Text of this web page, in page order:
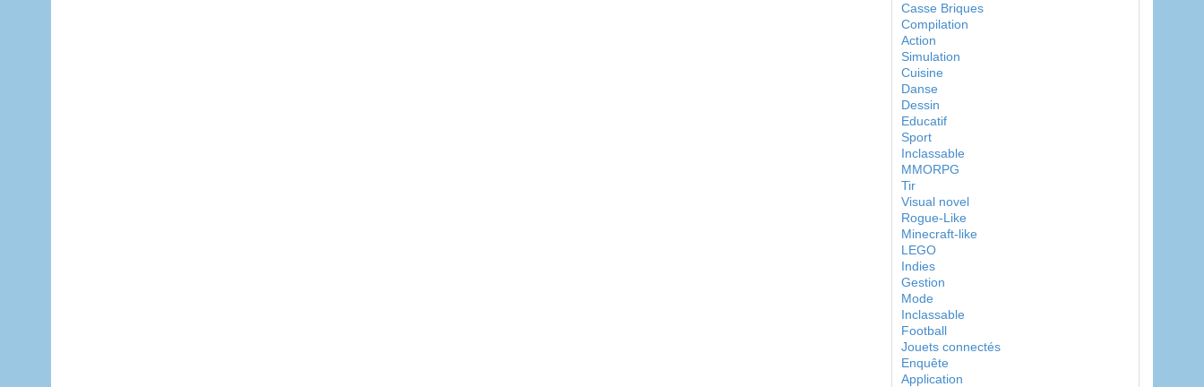
Casse Briques
Compilation
Action
Simulation
Cuisine
Danse
Dessin
Educatif
Sport
Inclassable
MMORPG
Tir
Visual novel
Rogue-Like
Minecraft-like
LEGO
Indies
Gestion
Mode
Inclassable
Football
Jouets connectés
Enquête
Application